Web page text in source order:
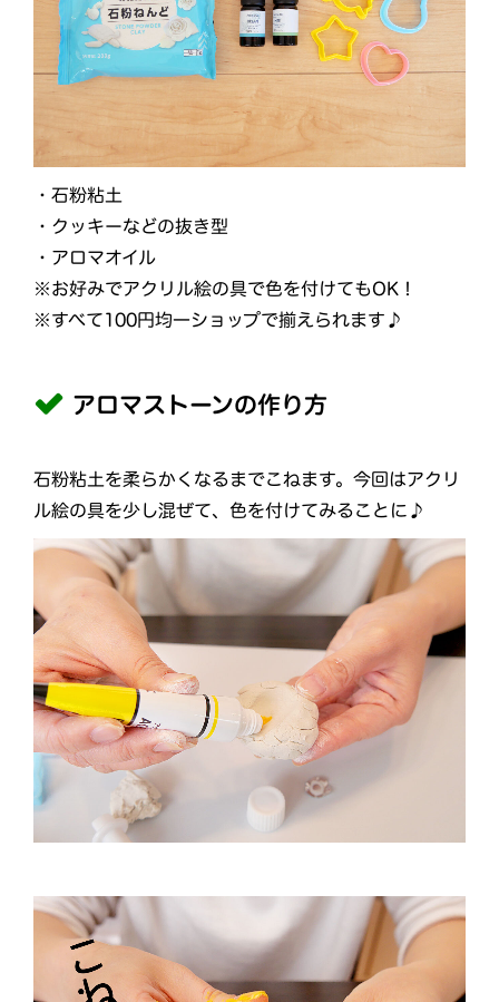
・石粉粘土
・クッキーなどの抜き型
・アロマオイル
※お好みでアクリル絵の具で色を付けてもOK！
※すべて100円均一ショップで揃えられます♪
アロマストーンの作り方
石粉粘土を柔らかくなるまでこねます。今回はアクリ
ル絵の具を少し混ぜて、色を付けてみることに♪